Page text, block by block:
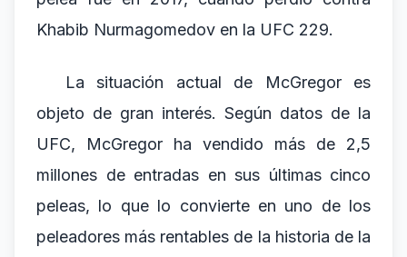
Khabib Nurmagomedov en la UFC 229.
La situación actual de McGregor es
objeto de gran interés. Según datos de la
UFC, McGregor ha vendido más de 2,5
millones de entradas en sus últimas cinco
peleas, lo que lo convierte en uno de los
peleadores más rentables de la historia de la